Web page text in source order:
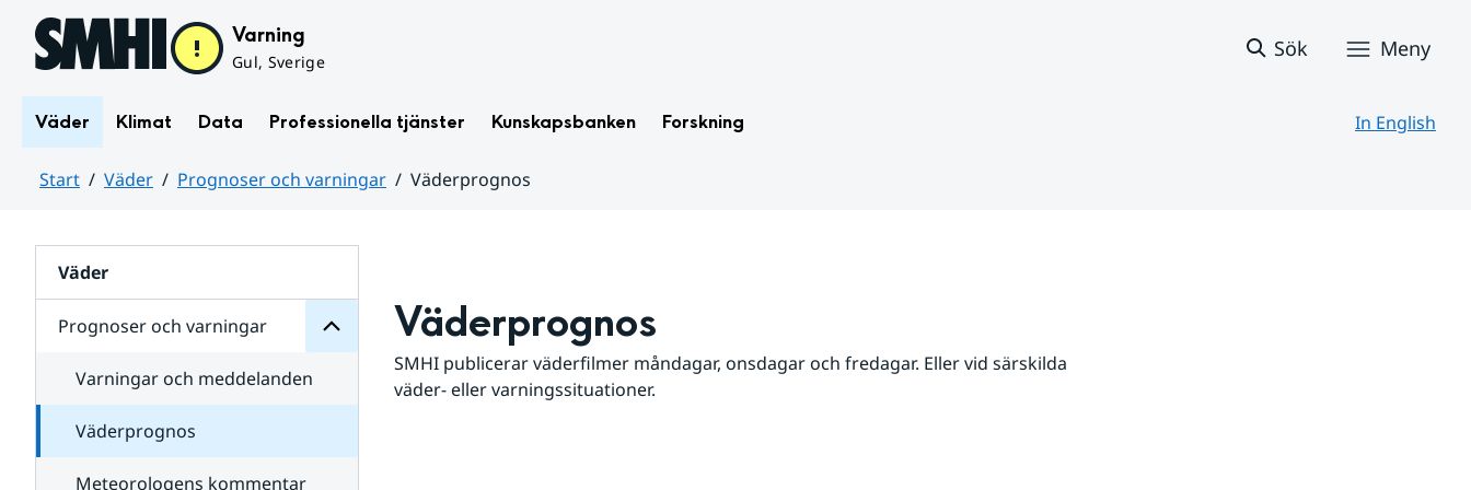
Hoppa till sidans innehåll Varning
Gul, Sverige
Sök Meny
Väder Klimat Data Professionella tjänster Kunskapsbanken Forskning In English
Start Väder Prognoser och varningar
Väderprognos
Väder
Prognoser och varningar
för
varningar
Varningar och meddelanden
Väderprognos
Meteorologens kommentar
Väderprognos
SMHI publicerar väderfilmer måndagar, onsdagar och fredagar. Eller vid särskilda
väder- eller varningssituationer.